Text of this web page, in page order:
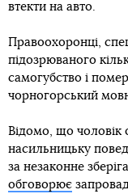
втекти на авто.
Правоохоронці,
підозрюваного
самогубство і
чорногорський
Відомо, що чоловік
насильницьку
за незаконне
обговорює